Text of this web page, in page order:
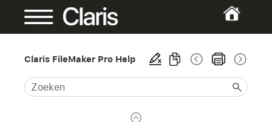
Claris FileMaker Pro Help